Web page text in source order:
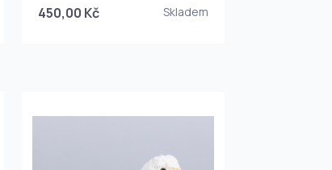
450,00 Kč Skladem